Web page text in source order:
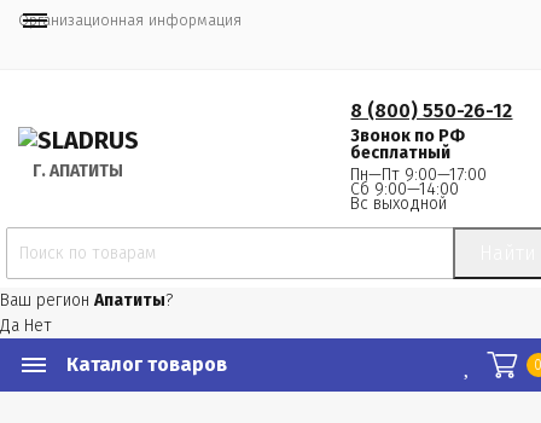
Организационная информация
Г. АПАТИТЫ
8 (800) 550-26-12
Звонок по РФ
бесплатный
Пн—Пт 9:00—17:00
Сб 9:00—14:00
Вс выходной
Ваш регион Апатиты?
Да Нет
Каталог товаров